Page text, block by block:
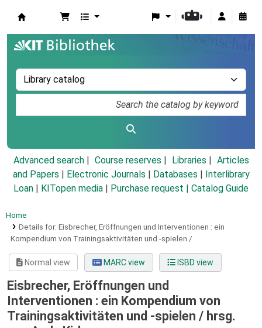
Advanced search Course reserves Libraries
Articles
and Papers
Electronic Journals Databases
Interlibrary
Loan
KITopen media Purchase request | Catalog Guide
Home
Details for: Eisbrecher, Eröffnungen und Interventionen : ein
Kompendium von Trainingsaktivitäten und -spielen /
Normal view MARC view ISBD view
Eisbrecher, Eröffnungen und
Interventionen : ein Kompendium von
Trainingsaktivitäten und -spielen / hrsg.